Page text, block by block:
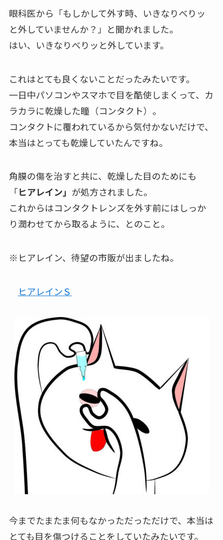
眼科医から「もしかして外す時、いきなりべりッ
と外していませんか？」と聞かれました。
はい、いきなりべりッと外しています。
これはとても良くないことだったみたいです。
一日中パソコンやスマホで目を酷使しまくって、カ
ラカラに乾燥した瞳（コンタクト）。
コンタクトに覆われているから気付かないだけで、
本当はとっても乾燥していたんですね。
角膜の傷を治すと共に、乾燥した目のためにも
「ヒアレイン」 が処方されました。
これからはコンタクトレンズを外す前にはしっか
り潤わせてから取るように、とのこと。
※ヒアレイン、待望の市販が出ましたね。
ヒアレインＳ
今までたまたま何もなかっただっただけで、本当は
とても目を傷つけることをしていたみたいです。